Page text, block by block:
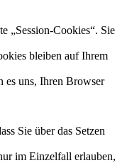
„Session-Cookies“. Sie
bleiben auf Ihrem
es uns, Ihren Browser
Sie über das Setzen
im Einzelfall erlauben,